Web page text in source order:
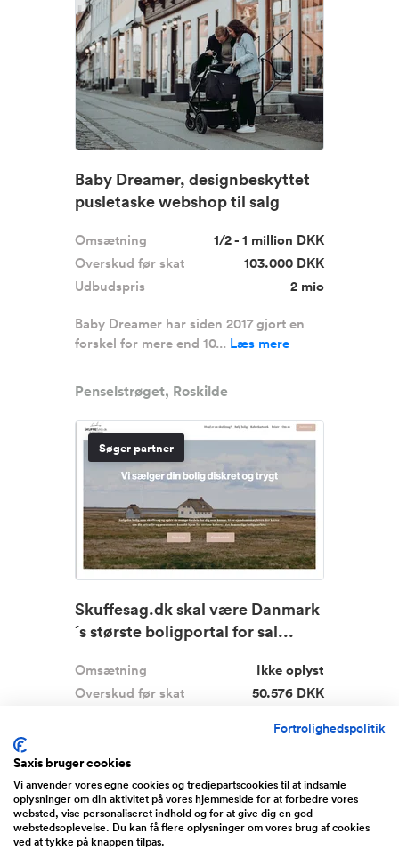
Baby Dreamer, designbeskyttet
pusletaske webshop til salg
Omsætning
1/2 - 1 million DKK
Overskud før skat
103.000 DKK
Udbudspris
2 mio
Baby Dreamer har siden 2017 gjort en
forskel for mere end 10... Læs mere
Penselstrøget, Roskilde
Søger partner
Skuffesag.dk skal være Danmark
´s største boligportal for sal...
Omsætning
Ikke oplyst
Overskud før skat
50.576 DKK
største digitale boligplatfo...
Sjælland
Fortrolighedspolitik
Saxis bruger cookies
Vi anvender vores egne cookies og tredjepartscookies til at indsamle
oplysninger om din aktivitet på vores hjemmeside for at forbedre vores
websted, vise personaliseret indhold og for at give dig en god
webstedsoplevelse. Du kan få flere oplysninger om vores brug af cookies
ved at tykke på knappen tilpas.